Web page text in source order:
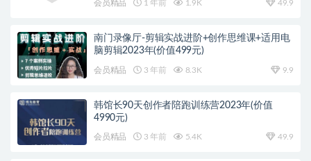
会员精品 1 年前 1.9K 49.9
南门录像厅-剪辑实战进阶+创作思维课+适用电
脑剪辑2023年(价值499元)
会员精品 3 年前 8.3K 9.9
韩馆长90天创作者陪跑训练营2023年(价值
4990元)
会员精品 3 年前 5.4K 49.9